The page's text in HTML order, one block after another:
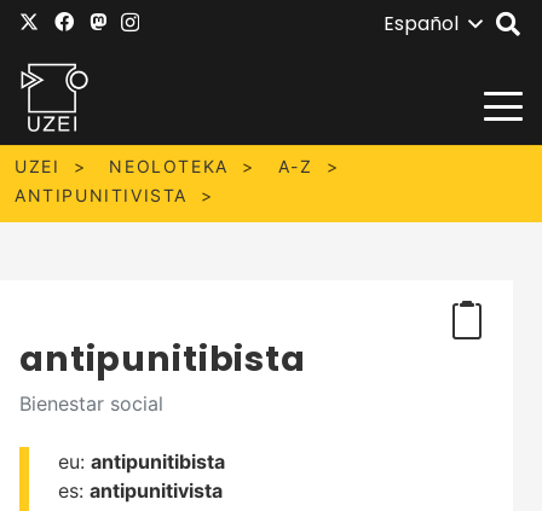
Español
UZEI NEOLOTEKA
A-Z
ANTIPUNITIVISTA
antipunitibista
Bienestar social
eu: antipunitibista
es: antipunitivista